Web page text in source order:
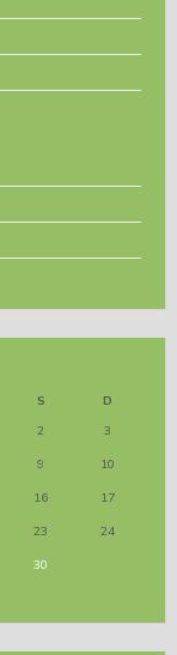
S
D
2
3
9
10
16
17
23
24
30